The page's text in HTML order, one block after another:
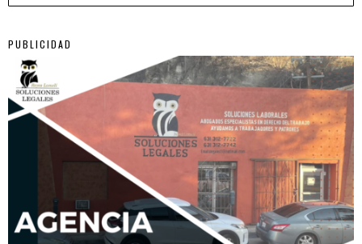
PUBLICIDAD